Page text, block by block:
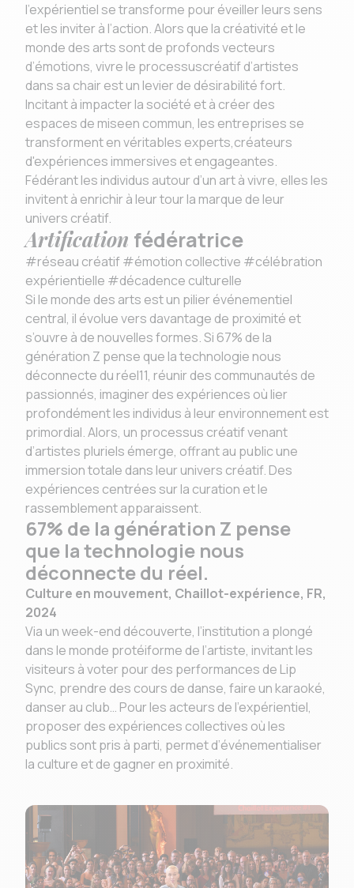
l’expérientiel se transforme pour éveiller leurs sens
et les inviter à l’action. Alors que la créativité et le
monde des arts sont de profonds vecteurs
d’émotions, vivre le processuscréatif d’artistes
dans sa chair est un levier de désirabilité fort.
Incitant à impacter la société et à créer des
espaces de miseen commun, les entreprises se
transforment en véritables experts,créateurs
d'expériences immersives et engageantes.
Fédérant les individus autour d’un art à vivre, elles les
invitent à enrichir à leur tour la marque de leur
univers créatif.
Artification fédératrice
#réseau créatif #émotion collective #célébration
expérientielle #décadence culturelle
Si le monde des arts est un pilier événementiel
central, il évolue vers davantage de proximité et
s’ouvre à de nouvelles formes. Si 67% de la
génération Z pense que la technologie nous
déconnecte du réel11, réunir des communautés de
passionnés, imaginer des expériences où lier
profondément les individus à leur environnement est
primordial. Alors, un processus créatif venant
d’artistes pluriels émerge, offrant au public une
immersion totale dans leur univers créatif. Des
expériences centrées sur la curation et le
rassemblement apparaissent.
67% de la génération Z pense
que la technologie nous
déconnecte du réel.
Culture en mouvement, Chaillot-expérience, FR,
2024
Via un week-end découverte, l’institution a plongé
dans le monde protéiforme de l’artiste, invitant les
visiteurs à voter pour des performances de Lip
Sync, prendre des cours de danse, faire un karaoké,
danser au club… Pour les acteurs de l’expérientiel,
proposer des expériences collectives où les
publics sont pris à parti, permet d’événementialiser
la culture et de gagner en proximité.